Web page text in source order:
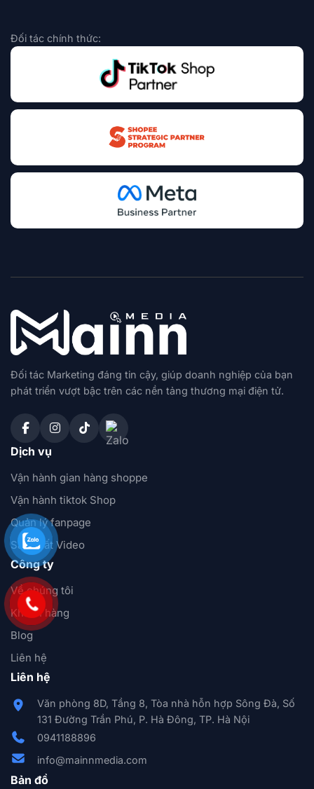
Đối tác chính thức:
Đối tác Marketing đáng tin cậy, giúp doanh nghiệp của bạn
phát triển vượt bậc trên các nền tảng thương mại điện tử.
Dịch vụ
Vận hành gian hàng shoppe
Vận hành tiktok Shop
Quản lý fanpage
Sản xuất Video
Công ty
Về chúng tôi
Khách hàng
Blog
Liên hệ
Liên hệ
Văn phòng 8D, Tầng 8, Tòa nhà hỗn hợp Sông Đà, Số
131 Đường Trần Phú, P. Hà Đông, TP. Hà Nội
0941188896
info@mainnmedia.com
Bản đồ